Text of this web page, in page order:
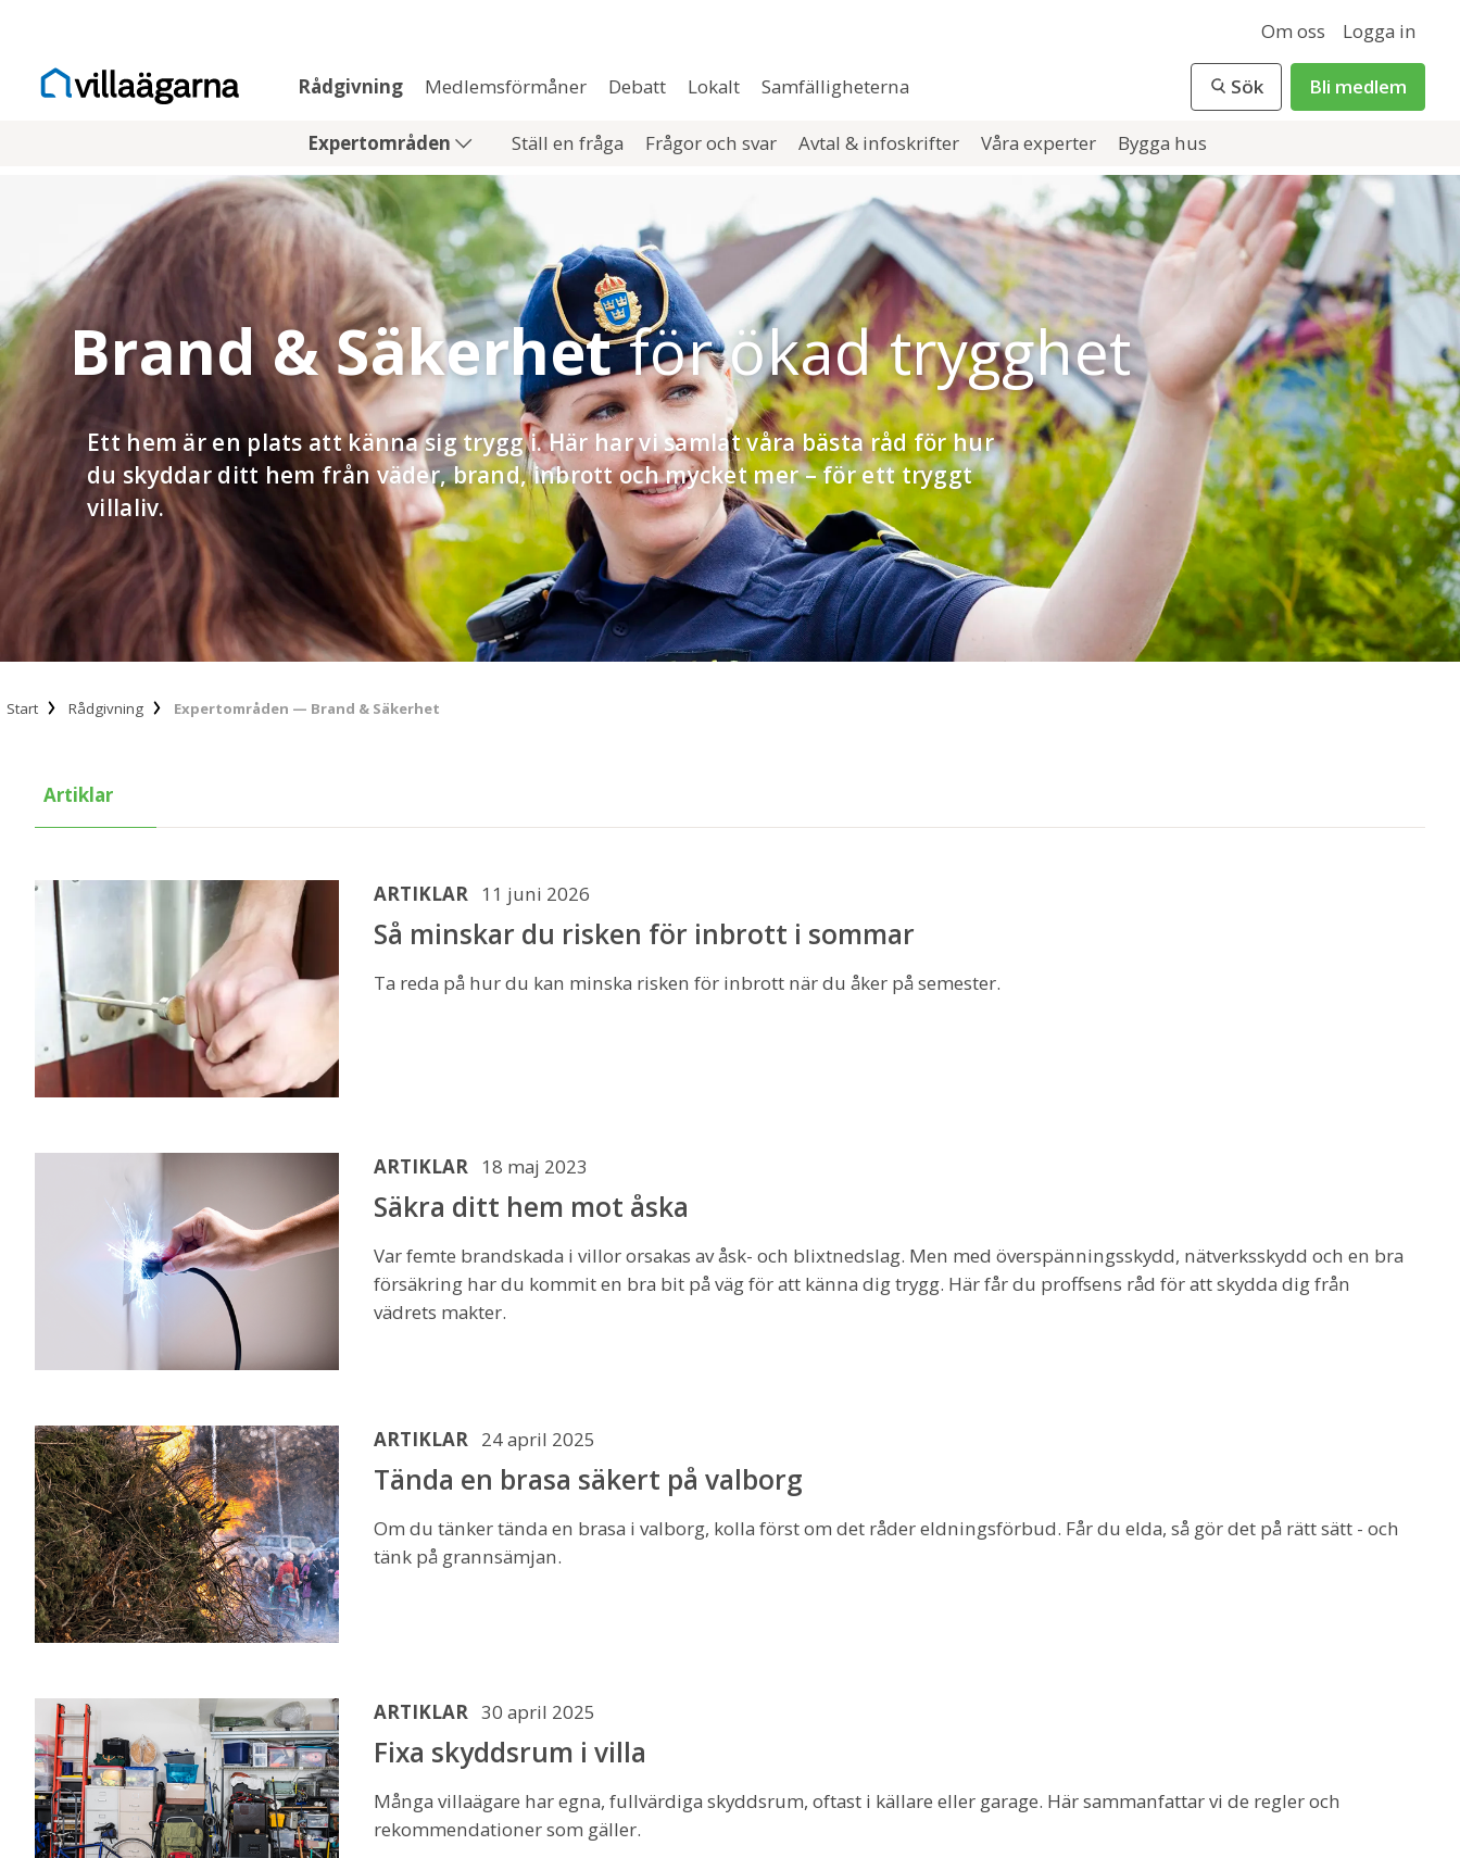
Om oss Logga in
Rådgivning Medlemsförmåner Debatt Lokalt Samfälligheterna Sök Bli medlem
Expertområden Ställ en fråga Frågor och svar Avtal & infoskrifter Våra experter Bygga hus
Brand & Säkerhetför ökad trygghet
Ett hem är en plats att känna sig trygg i. Här har vi samlat våra bästa råd för hur
du skyddar ditt hem från väder, brand, inbrott och mycket mer – för ett tryggt
villaliv.
Start Rådgivning Expertområden — Brand & Säkerhet
Artiklar
ARTIKLAR 11 juni 2026
Så minskar du risken för inbrott i sommar
Ta reda på hur du kan minska risken för inbrott när du åker på semester.
ARTIKLAR 18 maj 2023
Säkra ditt hem mot åska
Var femte brandskada i villor orsakas av åsk- och blixtnedslag. Men med överspänningsskydd, nätverksskydd och en bra
försäkring har du kommit en bra bit på väg för att känna dig trygg. Här får du proffsens råd för att skydda dig från
vädrets makter.
ARTIKLAR 24 april 2025
Tända en brasa säkert på valborg
Om du tänker tända en brasa i valborg, kolla först om det råder eldningsförbud. Får du elda, så gör det på rätt sätt - och
tänk på grannsämjan.
ARTIKLAR 30 april 2025
Fixa skyddsrum i villa
Många villaägare har egna, fullvärdiga skyddsrum, oftast i källare eller garage. Här sammanfattar vi de regler och
rekommendationer som gäller.